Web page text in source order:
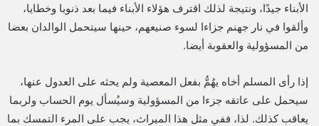
الأبناء جيدًا، ونتيجة لذلك اقترف هؤلاء الأبناء فيما بعد ذنوبا وخطايا،
وألقوا في نار جهنم جزاءا لسوء صنيعهم، حينها سيتحمل الوالدان بعضا
من المسؤولية والعقوبة أيضا.
إذا رأى المسلم أخاه يهُمُّ بفعل المعصية ولم يحثه على العدول عنها،
سيحمل على عاتقه جزءا من المسؤولية وسيُسأل يوم الحساب ولربما
يعاقب كذلك. لذا، ففي مثل هذا الميراث، يجب على المرء التمسك بما